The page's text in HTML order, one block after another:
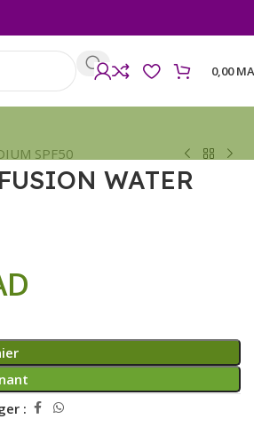
0,00
SPF50
WATER
: